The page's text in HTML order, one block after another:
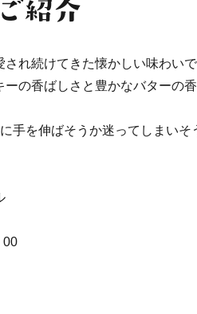
れ続けてきた懐かしい味わいで
の香ばしさと豊かなバターの
手を伸ばそうか迷ってしまいそ
00